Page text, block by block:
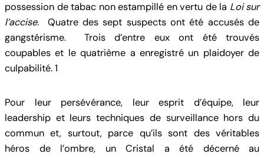
possession de tabac non estampillé en vertu de la Loi sur
l’accise. Quatre des sept suspects ont été accusés de
gangstérisme. Trois d’entre eux ont été trouvés
coupables et le quatrième a enregistré un plaidoyer de
culpabilité. 1
Pour leur persévérance, leur esprit d’équipe, leur
leadership et leurs techniques de surveillance hors du
commun et, surtout, parce qu’ils sont des véritables
héros de l’ombre, un Cristal a été décerné au